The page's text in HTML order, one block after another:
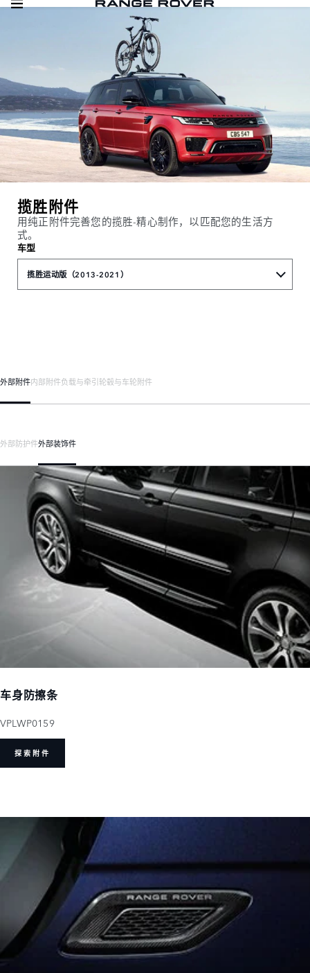
揽胜附件
用纯正附件完善您的揽胜-精心制作，以匹配您的生活方
式。
车型
揽胜运动版（2013-2021）
外部附件内部附件负载与牵引轮毂与车轮附件
外部防护件外部装饰件
车身防擦条
VPLWP0159
探索附件